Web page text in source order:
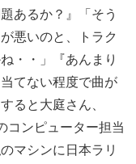
あるか？』「そう
悪いのと、トラク
・・」『あんまり
てない程度で曲が
ると大庭さん、
コンピューター担当
マシンに日本ラリ